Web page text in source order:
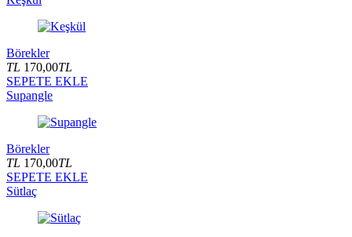
Börekler
TL 170,00TL
SEPETE EKLE
Supangle
Börekler
TL 170,00TL
SEPETE EKLE
Sütlaç